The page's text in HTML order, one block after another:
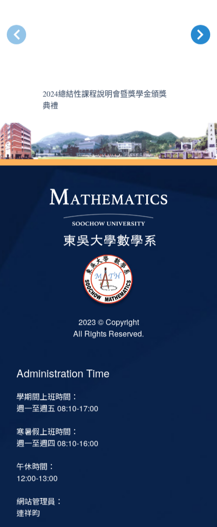
2024總結性課程說明會暨獎學金頒獎
典禮
2023 © Copyright
All Rights Reserved.
Administration Time
學期間上班時間：
週一至週五 08:10-17:00
寒暑假上班時間：
週一至週四 08:10-16:00
午休時間：
12:00-13:00
網站管理員：
連祥昀